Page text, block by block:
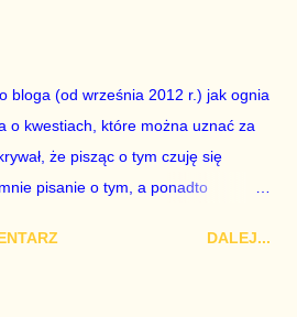
Duda zapowiedział, że złoży do
referendum, które miałoby odbyć
ani partie opozycyjne. Jeśli w
aby głosować zgodnie z wolą
przyzwoitego człowieka i
reguły demokraty jest takie
bloga (od września 2012 r.) jak ognia
o kwestiach, które można uznać za
że pisząc o tym czuję się
pisanie o tym, a ponadto
rozsądku, powinna od kwestii
DALEJ...